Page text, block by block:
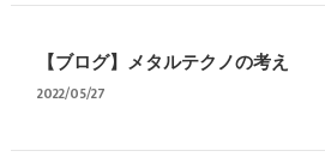
【ブログ】メタルテクノの考え
2022/05/27